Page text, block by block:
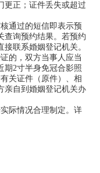
更正；证件丢失或超过
通过的短信即表示预
查询预约结果。若预约
联系婚姻登记机关。
的，双方当事人应当
期2寸半身免冠合影照
关证件（原件）、相
亲自到婚姻登记机关办
际情况合理制定。详